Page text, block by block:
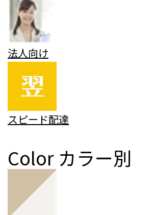
法人向け
スピード配達
Color カラー別